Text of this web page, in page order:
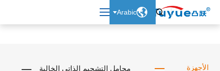


Arabic
الأجهزة
محامل التشحيم الذاتي الخالية